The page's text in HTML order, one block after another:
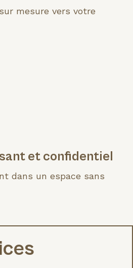
mesure vers votre
et confidentiel
dans un espace sans